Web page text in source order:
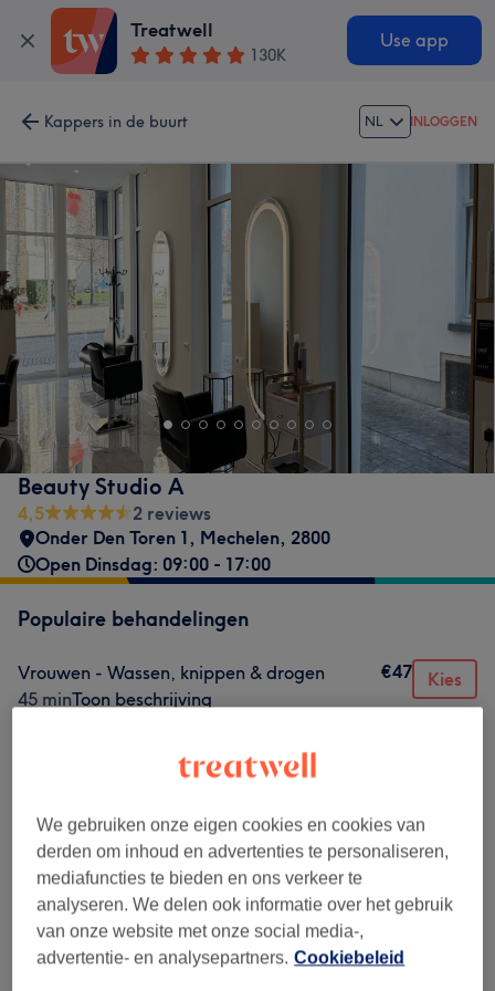
Treatwell
130K
Use app
Kappers in de buurt NL INLOGGEN
Beauty Studio A
4,5
2 reviews
Onder Den Toren 1, Mechelen, 2800
Open Dinsdag: 09:00 - 17:00
Populaire behandelingen
Vrouwen - Wassen, knippen & drogen
45 minToon beschrijving
€47 Kies
Toon beschrijving
1 uToon beschrijving
Mannen - Knippen
30 minToon beschrijving
Intensieve Verzorging
50 minToon beschrijving
We gebruiken onze eigen cookies en cookies van
derden om inhoud en advertenties te personaliseren,
mediafuncties te bieden en ons verkeer te
analyseren. We delen ook informatie over het gebruik
van onze website met onze social media-,
advertentie- en analysepartners. Cookiebeleid